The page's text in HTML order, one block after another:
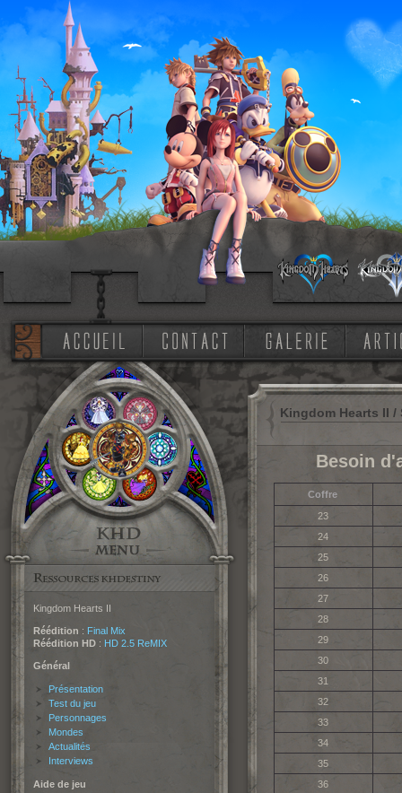
Kingdom Hearts II
Réédition : Final Mix
Réédition HD : HD 2.5 ReMIX
Général
Présentation
Test du jeu
Personnages
Mondes
Actualités
Interviews
Aide de jeu
Kingdom Hearts II
Besoin
Coffre
23
24
25
26
27
28
29
30
31
32
33
34
35
36